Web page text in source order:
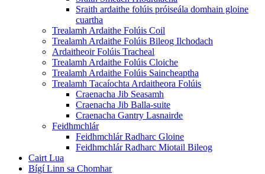
Sraith ardaithe folúis próiseála domhain gloine
cuartha
Trealamh Ardaithe Folúis Coil
Trealamh Ardaithe Folúis Bileog Ilchodach
Ardaitheoir Folúis Tracheal
Trealamh Ardaithe Folúis Cloiche
Trealamh Ardaithe Folúis Saincheaptha
Trealamh Tacaíochta Ardaitheora Folúis
Craenacha Jib Seasamh
Craenacha Jib Balla-suite
Craenacha Gantry Lasnairde
Feidhmchlár
Feidhmchlár Radharc Gloine
Feidhmchlár Radharc Miotail Bileog
Cairt Lua
Bígí Linn sa Chomhar